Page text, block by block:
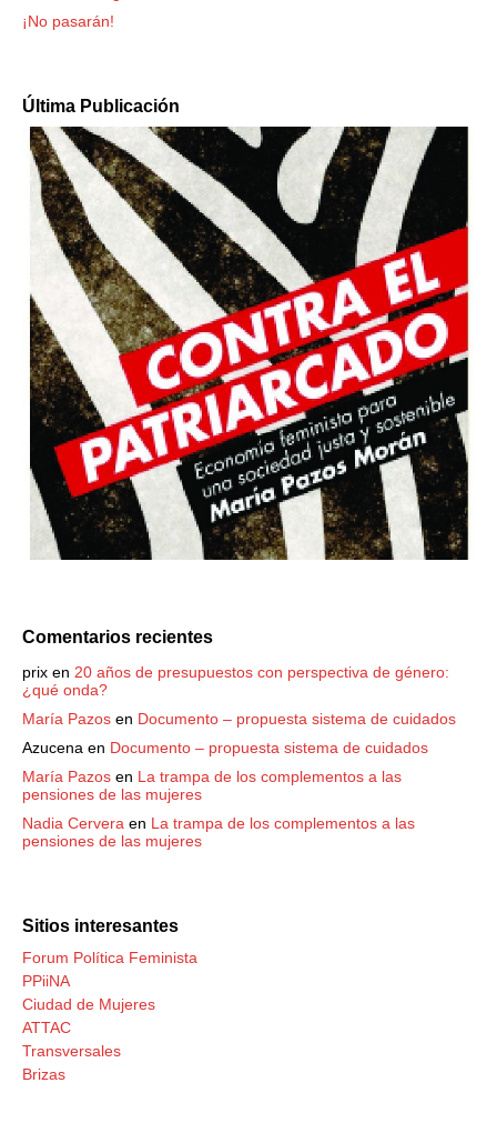
¡No pasarán!
Última Publicación
Comentarios recientes
prix en 20 años de presupuestos con perspectiva de género:
¿qué onda?
María Pazos en Documento – propuesta sistema de cuidados
Azucena en Documento – propuesta sistema de cuidados
María Pazos en La trampa de los complementos a las
pensiones de las mujeres
Nadia Cervera en La trampa de los complementos a las
pensiones de las mujeres
Sitios interesantes
Forum Política Feminista
PPiiNA
Ciudad de Mujeres
ATTAC
Transversales
Brizas